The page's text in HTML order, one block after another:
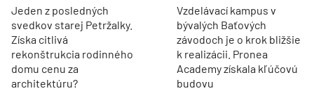
Jeden z posledných
svedkov starej Petržalky.
Získa citlivá
rekonštrukcia rodinného
domu cenu za
architektúru?
Vzdelávací kampus v
bývalých Baťových
závodoch je o krok bližšie
k realizácii. Pronea
Academy získala kľúčovú
budovu